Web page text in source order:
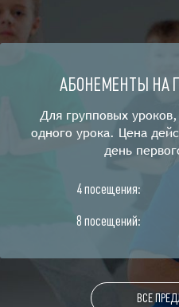
АБОНЕМЕНТЫ НА
Для групповых
одного урока. Цена
день
4 посещения:
8 посещений:
ВСЕ